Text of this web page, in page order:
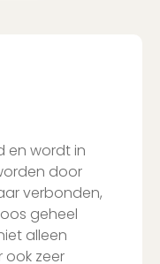
en wordt in
door
verbonden,
geheel
alleen
ook zeer